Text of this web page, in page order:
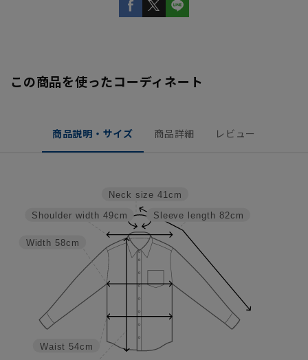
この商品を使ったコーディネート
商品説明・サイズ 商品詳細 レビュー
Sleeve length 82cm
Neck size 41cm
Waist 54cm
Width 58cm
Shoulder width 49cm